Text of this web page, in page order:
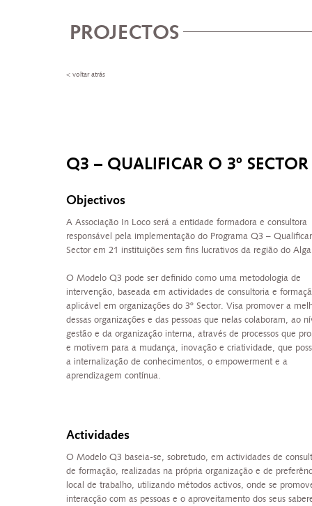
PROJECTOS
< voltar atrás
Q3 – QUALIFICAR O 3º SECTOR
Objectivos
A Associação In Loco será a entidade formadora e consultora
responsável pela implementação do Programa Q3 –
Sector em 21 instituições sem fins lucrativos da região do
O Modelo Q3 pode ser definido como uma metodologia de
intervenção, baseada em actividades de consultoria e
aplicável em organizações do 3º Sector. Visa promover a
dessas organizações e das pessoas que nelas colaboram, ao
gestão e da organização interna, através de processos que
e motivem para a mudança, inovação e criatividade, que
a internalização de conhecimentos, o empowerment e a
aprendizagem contínua.
Actividades
O Modelo Q3 baseia-se, sobretudo, em actividades de
de formação, realizadas na própria organização e de
local de trabalho, utilizando métodos activos, onde se
interacção com as pessoas e o aproveitamento dos seus